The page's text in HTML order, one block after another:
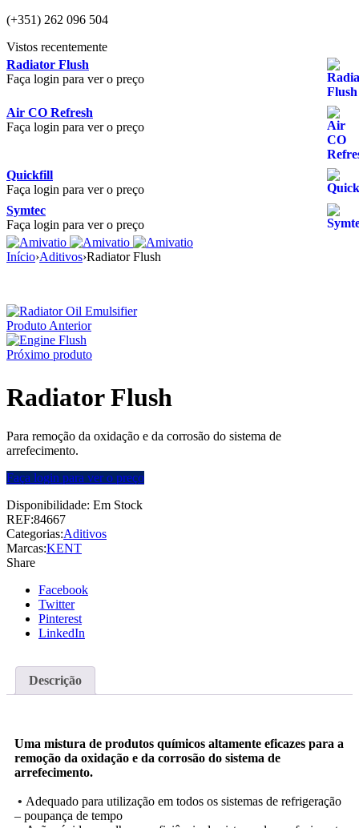
(+351) 262 096 504
Vistos recentemente
Radiator Flush
Faça login para ver o preço
Air CO Refresh
Faça login para ver o preço
Quickfill
Faça login para ver o preço
Symtec
Faça login para ver o preço
Início›Aditivos›Radiator Flush
Produto Anterior
Próximo produto
Radiator Flush
Para remoção da oxidação e da corrosão do sistema de
arrefecimento.
Faça login para ver o preço
Disponibilidade: Em Stock
REF:84667
Categorias:Aditivos
Marcas:KENT
Share
Facebook
Twitter
Pinterest
LinkedIn
Descrição
Uma mistura de produtos químicos altamente eficazes para a
remoção da oxidação e da corrosão do sistema de
arrefecimento.
• Adequado para utilização em todos os sistemas de refrigeração
– poupança de tempo